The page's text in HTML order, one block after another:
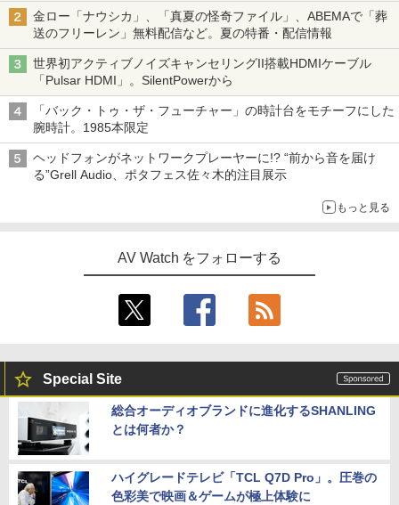
金ロー「ナウシカ」、「真夏の怪奇ファイル」、ABEMAで「葬
送のフリーレン」無料配信など。夏の特番・配信情報
世界初アクティブノイズキャンセリングII搭載HDMIケーブル
「Pulsar HDMI」。SilentPowerから
「バック・トゥ・ザ・フューチャー」の時計台をモチーフにした
腕時計。1985本限定
ヘッドフォンがネットワークプレーヤーに!? “前から音を届け
る”Grell Audio、ポタフェス佐々木的注目展示
もっと見る
AV Watch をフォローする
Special Site
総合オーディオブランドに進化するSHANLING
とは何者か？
ハイグレードテレビ「TCL Q7D Pro」。圧巻の
色彩美で映画＆ゲームが極上体験に